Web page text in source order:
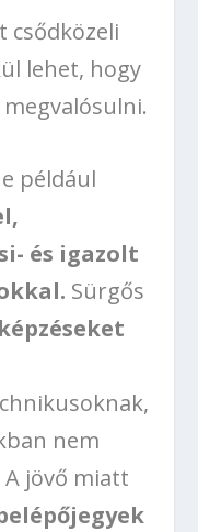
csődközeli
lehet, hogy
például
és igazolt
Sürgős
nem
jövő miatt